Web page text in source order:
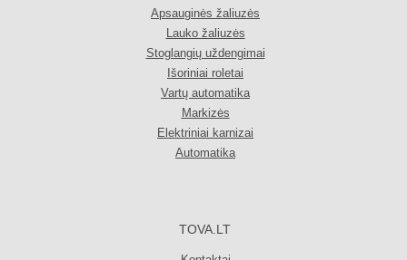
Apsauginės žaliuzės
Lauko žaliuzės
Stoglangių uždengimai
Išoriniai roletai
Vartų automatika
Markizės
Elektriniai karnizai
Automatika
TOVA.LT